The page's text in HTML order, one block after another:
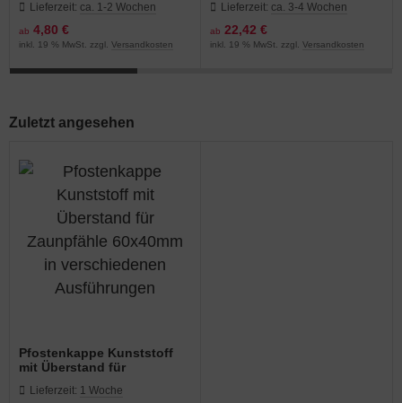
Bohrbild
Lieferzeit: ca. 1-2 Wochen
ab 4,80 €
inkl. 19 % MwSt. zzgl. Versandkosten
Lieferzeit: ca. 3-4 Wochen
ab 22,42 €
inkl. 19 % MwSt. zzgl. Versandkosten
Zuletzt angesehen
Pfostenkappe Kunststoff
mit Überstand für
verschiedenen
Lieferzeit: 1 Woche